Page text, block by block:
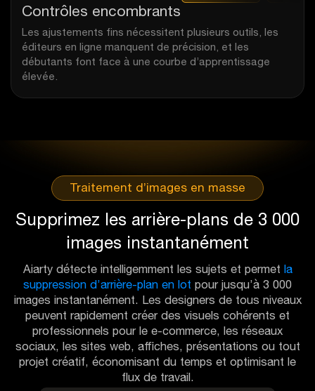
Contrôles encombrants
Les ajustements fins nécessitent plusieurs outils, les
éditeurs en ligne manquent de précision, et les
débutants font face à une courbe d’apprentissage
élevée.
Traitement d’images en masse
Supprimez les arrière-plans de 3 000
images instantanément
Aiarty détecte intelligemment les sujets et permet la
suppression d’arrière-plan en lot pour jusqu’à 3 000
images instantanément. Les designers de tous niveaux
peuvent rapidement créer des visuels cohérents et
professionnels pour le e-commerce, les réseaux
sociaux, les sites web, affiches, présentations ou tout
projet créatif, économisant du temps et optimisant le
flux de travail.